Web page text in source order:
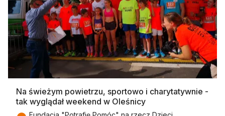
Na świeżym powietrzu, sportowo i charytatywnie -
tak wyglądał weekend w Oleśnicy